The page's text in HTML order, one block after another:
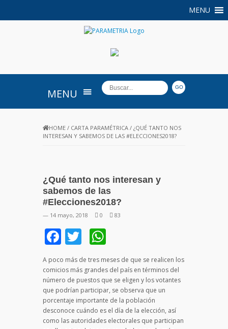
MENU
PARAMETRIA
MENU
HOME / CARTA PARAMÉTRICA /¿QUÉ TANTO NOS
INTERESAN Y SABEMOS DE LAS #ELECCIONES2018?
¿Qué tanto nos interesan y
sabemos de las
#Elecciones2018?
— 14 mayo, 2018 0 83
Facebook
Twitter
A poco más de tres meses de que se realicen los
comicios más grandes del país en términos del
número de puestos que se eligen y los votantes
que podrían participar, se observa que un
porcentaje importante de la población
desconoce cuándo es el día de la elección, así
como las autoridades electorales que participan